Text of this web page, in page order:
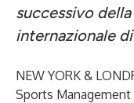
successivo
internazionale
NEW YORK &
Sports